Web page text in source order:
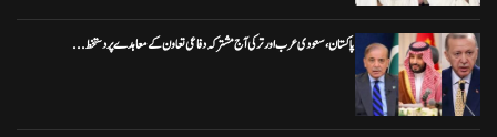
پاکستان، سعودی عرب اور ترکی آج مشترکہ دفاعی تعاون کے معاہدے پر دستخط...